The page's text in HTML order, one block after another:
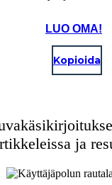
LUO OMA!
Kopioida
ja